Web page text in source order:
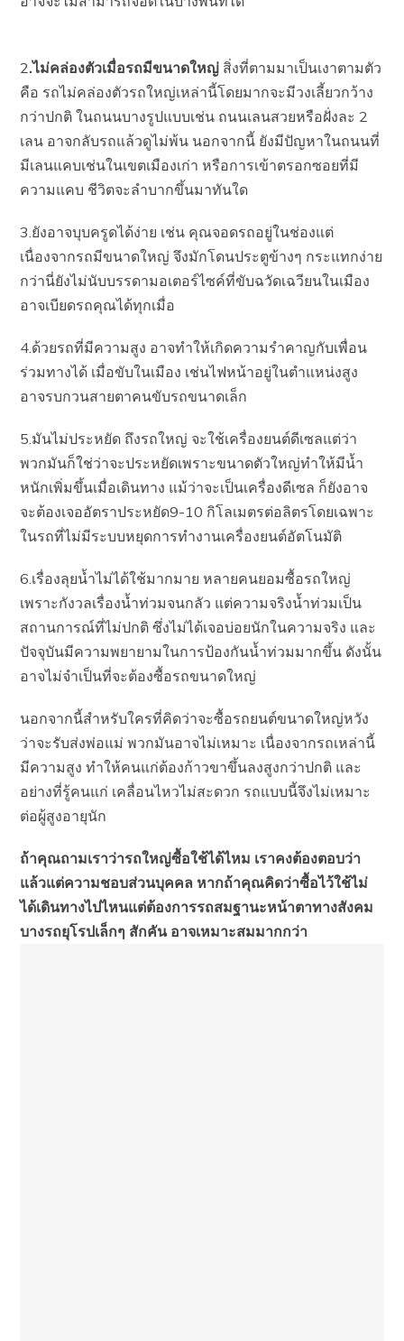
2.ไม่คล่องตัวเมื่อรถมีขนาดใหญ่ สิ่งที่ตามมาเป็นเงาตามตัว
คือ รถไม่คล่องตัวรถใหญ่เหล่านี้โดยมากจะมีวงเลี้ยวกว้าง
กว่าปกติ ในถนนบางรูปแบบเช่น ถนนเลนสวยหรือฝั่งละ 2
เลน อาจกลับรถแล้วดูไม่พ้น นอกจากนี้ ยังมีปัญหาในถนนที่
มีเลนแคบเช่นในเขตเมืองเก่า หรือการเข้าตรอกซอยที่มี
ความแคบ ชีวิตจะลำบากขึ้นมาทันใด
3.ยังอาจบุบครูดได้ง่าย เช่น คุณจอดรถอยู่ในช่องแต่
เนื่องจากรถมีขนาดใหญ่ จึงมักโดนประตูข้างๆ กระแทกง่าย
กว่านี่ยังไม่นับบรรดามอเตอร์ไซค์ที่ขับฉวัดเฉวียนในเมือง
อาจเบียดรถคุณได้ทุกเมื่อ
4.ด้วยรถที่มีความสูง อาจทำให้เกิดความรำคาญกับเพื่อน
ร่วมทางได้ เมื่อขับในเมือง เช่นไฟหน้าอยู่ในตำแหน่งสูง
อาจรบกวนสายตาคนขับรถขนาดเล็ก
5.มันไม่ประหยัด ถึงรถใหญ่ จะใช้เครื่องยนต์ดีเซลแต่ว่า
พวกมันก็ใช่ว่าจะประหยัดเพราะขนาดตัวใหญ่ทำให้มีน้ำ
หนักเพิ่มขึ้นเมื่อเดินทาง แม้ว่าจะเป็นเครื่องดีเซล ก็ยังอาจ
จะต้องเจออัตราประหยัด9-10 กิโลเมตรต่อลิตรโดยเฉพาะ
ในรถที่ไม่มีระบบหยุดการทำงานเครื่องยนต์อัตโนมัติ
6.เรื่องลุยน้ำไม่ได้ใช้มากมาย หลายคนยอมซื้อรถใหญ่
เพราะกังวลเรื่องน้ำท่วมจนกลัว แต่ความจริงน้ำท่วมเป็น
สถานการณ์ที่ไม่ปกติ ซึ่งไม่ได้เจอบ่อยนักในความจริง และ
ปัจจุบันมีความพยายามในการป้องกันน้ำท่วมมากขึ้น ดังนั้น
อาจไม่จำเป็นที่จะต้องซื้อรถขนาดใหญ่
นอกจากนี้สำหรับใครที่คิดว่าจะซื้อรถยนต์ขนาดใหญ่หวัง
ว่าจะรับส่งพ่อแม่ พวกมันอาจไม่เหมาะ เนื่องจากรถเหล่านี้
มีความสูง ทำให้คนแก่ต้องก้าวขาขึ้นลงสูงกว่าปกติ และ
อย่างที่รู้คนแก่ เคลื่อนไหวไม่สะดวก รถแบบนี้จึงไม่เหมาะ
ต่อผู้สูงอายุนัก
ถ้าคุณถามเราว่ารถใหญ่ซื้อใช้ได้ไหม เราคงต้องตอบว่า
แล้วแต่ความชอบส่วนบุคคล หากถ้าคุณคิดว่าซื้อไว้ใช้ไม่
ได้เดินทางไปไหนแต่ต้องการรถสมฐานะหน้าตาทางสังคม
บางรถยุโรปเล็กๆ สักคัน อาจเหมาะสมมากกว่า